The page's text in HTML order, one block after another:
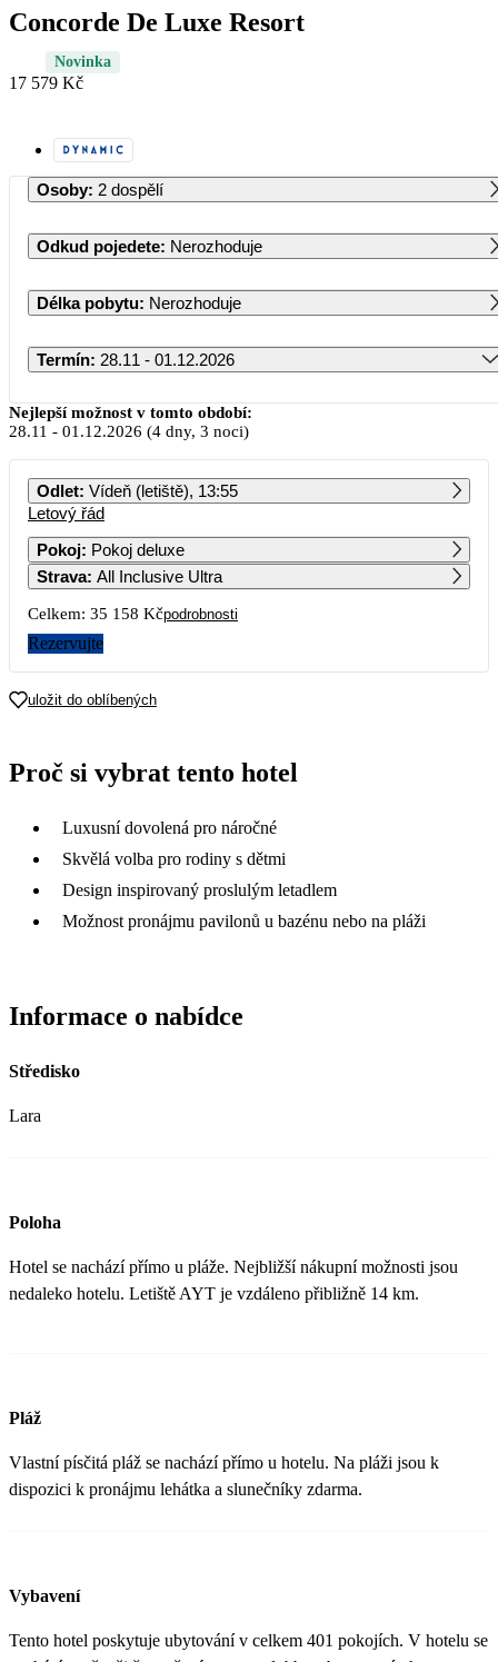
Concorde De Luxe Resort
Novinka
17 579 Kč
Osoby: 2 dospělí
Odkud pojedete: Nerozhoduje
Délka pobytu: Nerozhoduje
Termín: 28.11 - 01.12.2026
Listopad 2026
PO ÚT ST ČT PÁ SO NE
19 509
2 3 4
9
17 919
16
17 839
17
21 959
17 149 24 269 21 929 21 809
Nejlepší možnost v tomto období:
28.11 - 01.12.2026 (4 dny, 3 noci)
Odlet: Vídeň (letiště), 13:55
Letový řád
Pokoj: Pokoj deluxe
Strava: All Inclusive Ultra
Celkem: 35 158 Kčpodrobnosti
Rezervujte
uložit do oblíbených
Proč si vybrat tento hotel
Luxusní dovolená pro náročné
Skvělá volba pro rodiny s dětmi
Design inspirovaný proslulým letadlem
Možnost pronájmu pavilonů u bazénu nebo na pláži
Informace o nabídce
Středisko
Lara
Poloha
Hotel se nachází přímo u pláže. Nejbližší nákupní možnosti jsou
nedaleko hotelu. Letiště AYT je vzdáleno přibližně 14 km.
Pláž
Vlastní písčitá pláž se nachází přímo u hotelu. Na pláži jsou k
dispozici k pronájmu lehátka a slunečníky zdarma.
Vybavení
Tento hotel poskytuje ubytování v celkem 401 pokojích. V hotelu se